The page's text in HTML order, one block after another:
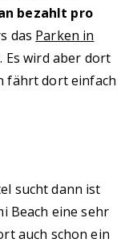
bezahlt pro
das Parken in
Es wird aber dort
fährt dort einfach
sucht dann ist
Beach eine sehr
auch schon ein